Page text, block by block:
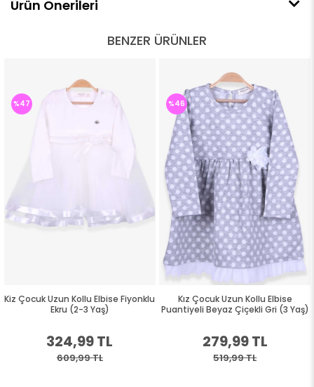
Ürün Önerileri
BENZER ÜRÜNLER
Kiz Çocuk Uzun Kollu Elbise Fiyonklu
Ekru (2-3 Yaş)
324,99 TL
609,99 TL
%47
Kız Çocuk Uzun Kollu Elbise
Puantiyeli Beyaz Çiçekli Gri (3 Yaş)
279,99 TL
519,99 TL
%46